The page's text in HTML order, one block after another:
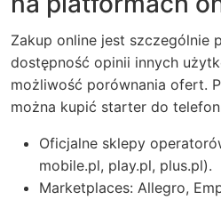
Zakup online jest szczególnie
dostępność opinii innych
możliwość porównania ofert.
można kupić starter do
Oficjalne sklepy
mobile.pl, play.pl, plus.pl).
Marketplaces: Allegro,